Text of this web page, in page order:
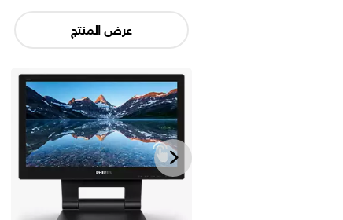
عرض المنتج